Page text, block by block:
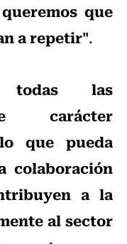
que
a repetir".
las
carácter
que pueda
colaboración
a la
al sector